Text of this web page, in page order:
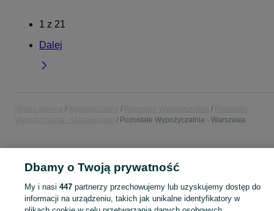
1 z 21
Dalej
Pozostałe Wypożyczalnia - Warszawa
KATEGORIA
Dbamy o Twoją prywatność
My i nasi 447partnerzy przechowujemy lub uzyskujemy dostęp do
informacji na urządzeniu, takich jak unikalne identyfikatory w